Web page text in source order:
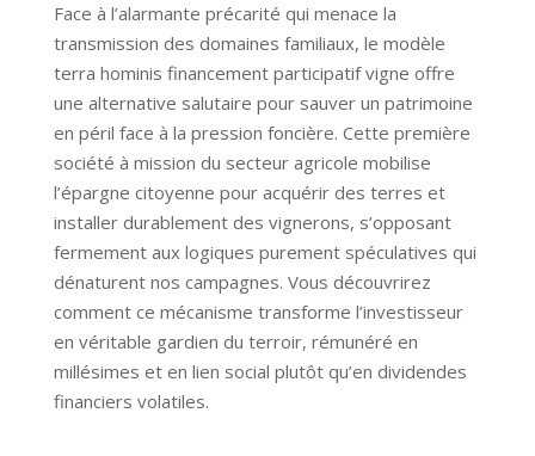
Face à l’alarmante précarité qui menace la
transmission des domaines familiaux, le modèle
terra hominis financement participatif vigne offre
une alternative salutaire pour sauver un patrimoine
en péril face à la pression foncière. Cette première
société à mission du secteur agricole mobilise
l’épargne citoyenne pour acquérir des terres et
installer durablement des vignerons, s’opposant
fermement aux logiques purement spéculatives qui
dénaturent nos campagnes. Vous découvrirez
comment ce mécanisme transforme l’investisseur
en véritable gardien du terroir, rémunéré en
millésimes et en lien social plutôt qu’en dividendes
financiers volatiles.